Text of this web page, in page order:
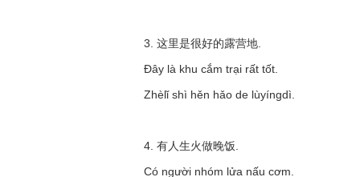
3. 这里是很好的露营地.
Đây là khu cắm trại rất tốt.
Zhèlǐ shì hěn hǎo de lùyíngdì.
4. 有人生火做晚饭.
Có người nhóm lửa nấu cơm.